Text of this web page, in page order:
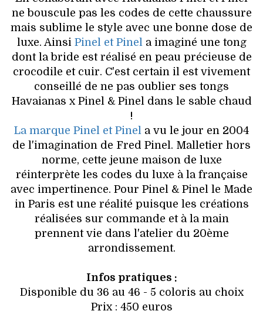
ne bouscule pas les codes de cette chaussure
mais sublime le style avec une bonne dose de
luxe. Ainsi Pinel et Pinel a imaginé une tong
dont la bride est réalisé en peau précieuse de
crocodile et cuir. C'est certain il est vivement
conseillé de ne pas oublier ses tongs
Havaianas x Pinel & Pinel dans le sable chaud
!
La marque Pinel et Pinel a vu le jour en 2004
de l'imagination de Fred Pinel. Malletier hors
norme, cette jeune maison de luxe
réinterprète les codes du luxe à la française
avec impertinence. Pour Pinel & Pinel le Made
in Paris est une réalité puisque les créations
réalisées sur commande et à la main
prennent vie dans l'atelier du 20ème
arrondissement.
Infos pratiques :
Disponible du 36 au 46 - 5 coloris au choix
Prix : 450 euros